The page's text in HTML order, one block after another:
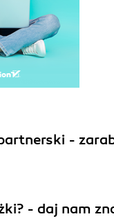
-
- daj nam